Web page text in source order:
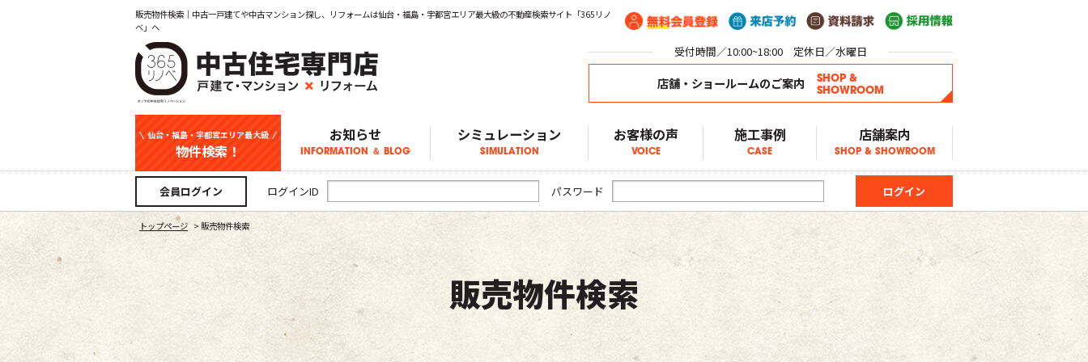
販売物件検索｜中古一戸建てや中古マンション探し、リフォームは仙台・福島・宇都宮エリア最大級の不動産検索サイト「365リノ
ベ」へ
受付時間／10:00~18:00 定休日／水曜日
店舗・ショールームのご案内
SHOP &
SHOWROOM
仙台・福島・宇都宮エリア最大級
物件検索！
中古一戸建て
マンション
新築一戸建て
土地
事業用
お知らせ
INFORMATION ＆ BLOG
お知らせ
仙台エリア物件情報
福島エリア物件情報
宇都宮エリア物件情報
スタッフブログ
シミュレーション
SIMULATION
お客様の声
VOICE
施工事例
CASE
店舗案内
SHOP & SHOWROOM
会員ログイン ログインID パスワード
トップページ > 販売物件検索
販売物件検索